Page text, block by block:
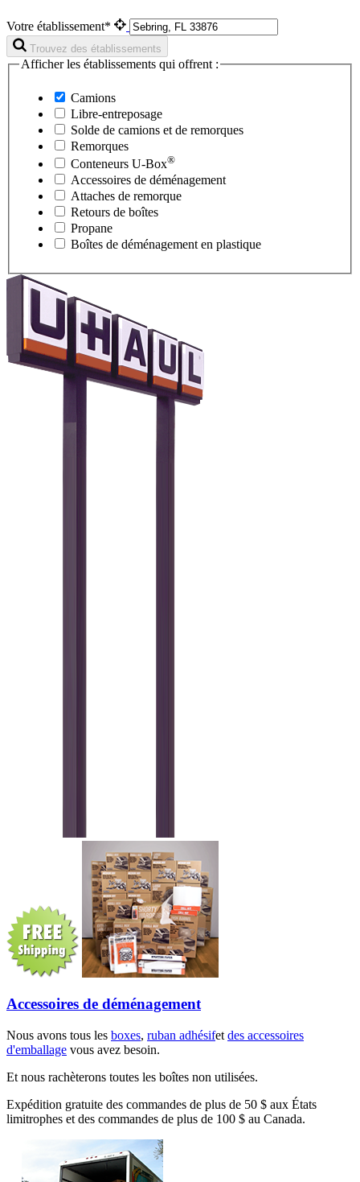
Votre établissement*
Trouvez des établissements
Afficher les établissements qui offrent :
Camions
Libre-entreposage
Solde de camions et de remorques
Remorques
Conteneurs U-Box®
Accessoires de déménagement
Attaches de remorque
Retours de boîtes
Propane
Boîtes de déménagement en plastique
Accessoires de déménagement
Nous avons tous les boxes, ruban adhésifet des accessoires
d'emballage vous avez besoin.
Et nous rachèterons toutes les boîtes non utilisées.
Expédition gratuite des commandes de plus de 50 $ aux États
limitrophes et des commandes de plus de 100 $ au Canada.